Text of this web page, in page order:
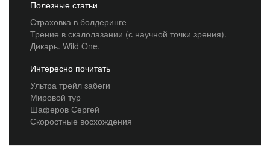
Полезные статьи
Страховка в болдеринге
Трение в скалолазании (с научной точки зрения).
Дикарь. Wild One.
Интересно почитать
Ультра трейл забеги
Мировой тур
Шаферов Сергей
Скоростные восхождения